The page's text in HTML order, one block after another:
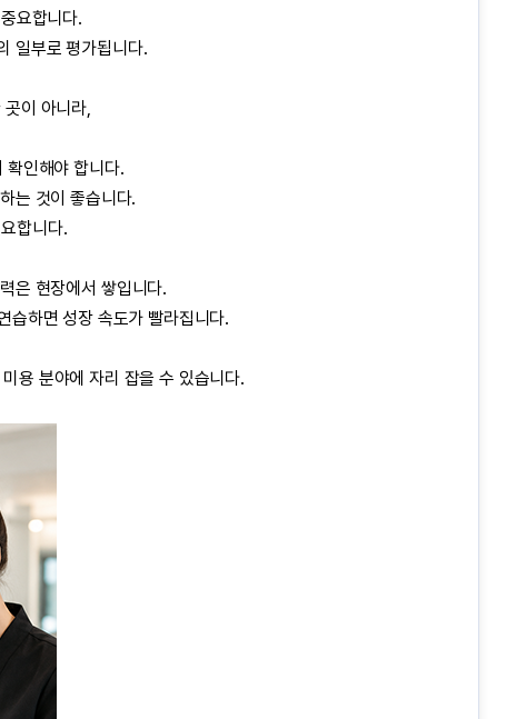
요합니다.
일부로 평가됩니다.
이 아니라,
확인해야 합니다.
는 것이 좋습니다.
합니다.
은 현장에서 쌓입니다.
습하면 성장 속도가 빨라집니다.
용 분야에 자리 잡을 수 있습니다.